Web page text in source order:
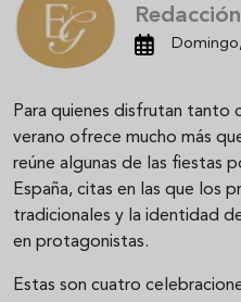
Para quienes disfrutan tanto
verano ofrece mucho más
reúne algunas de las fiestas
España, citas en las que los
tradicionales y la identidad
en protagonistas.
Estas son cuatro